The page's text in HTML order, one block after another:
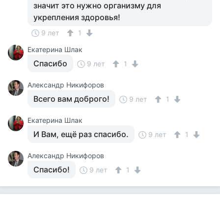
значит это нужно организму для
укрепления здоровья!
9 лет
1
Екатерина Шлак
Спасибо 9 лет 1
Александр Никифоров
Всего вам доброго! 9 лет 1
Екатерина Шлак
И Вам, ещё раз спасибо. 9 лет 1
Александр Никифоров
Спасибо! 9 лет 1